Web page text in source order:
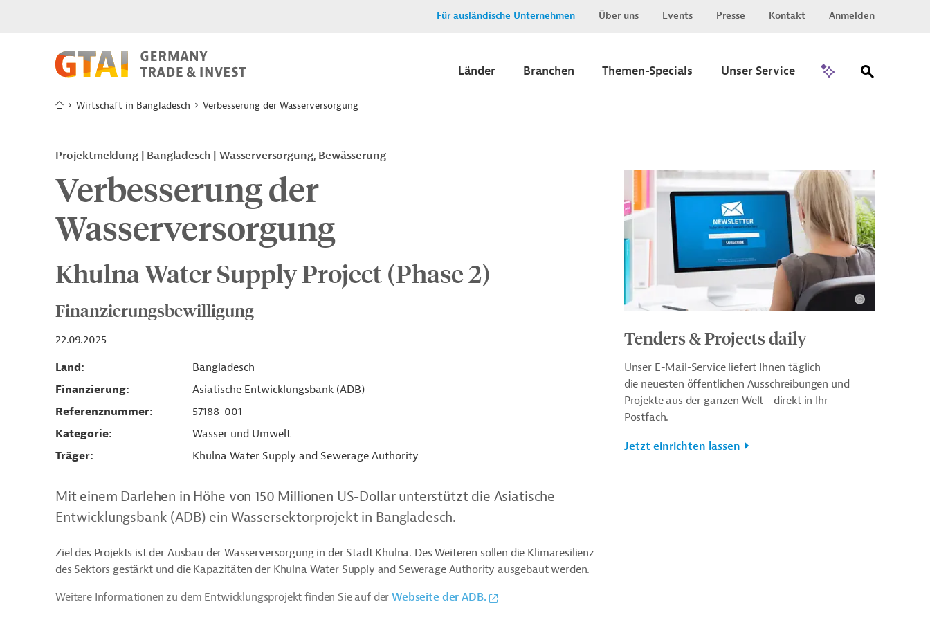
Für ausländische Unternehmen Über uns Events Presse Kontakt Anmelden
Länder Branchen Themen-Specials Unser Service
Wirtschaft in Bangladesch Verbesserung der Wasserversorgung
Projektmeldung Bangladesch Wasserversorgung, Bewässerung
Verbesserung der
Wasserversorgung
Khulna Water Supply Project (Phase 2)
Finanzierungsbewilligung
22.09.2025
Land
Bangladesch
Finanzierung
Asiatische Entwicklungsbank (ADB)
Referenznummer
57188-001
Kategorie
Wasser und Umwelt
Träger
Khulna Water Supply and Sewerage Authority
Mit einem Darlehen in Höhe von 150 Millionen US-Dollar unterstützt die Asiatische
Entwicklungsbank (ADB) ein Wassersektorprojekt in Bangladesch.
Ziel des Projekts ist der Ausbau der Wasserversorgung in der Stadt Khulna. Des Weiteren sollen die Klimaresilienz
des Sektors gestärkt und die Kapazitäten der Khulna Water Supply and Sewerage Authority ausgebaut werden.
Weitere Informationen zu dem Entwicklungsprojekt finden Sie auf derWebseite der ADB.
Tenders & Projects daily
Unser E-Mail-Service liefert Ihnen täglich
die neuesten öffentlichen Ausschreibungen und
Projekte aus der ganzen Welt - direkt in Ihr
Postfach.
Jetzt einrichten lassen